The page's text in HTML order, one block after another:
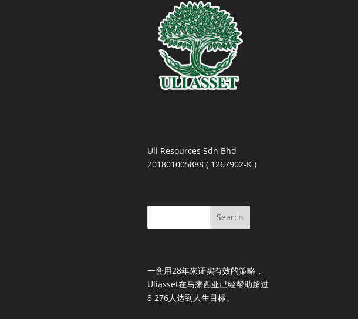
Uli Resources Sdn Bhd
201801005888 ( 1267902-K )
一套用28年来证实有效的策略，
Uliasset在马来西亚已经帮助超过
8,276人达到人生目标。